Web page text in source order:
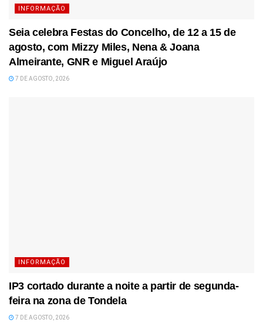
INFORMAÇÃO
Seia celebra Festas do Concelho, de 12 a 15 de
agosto, com Mizzy Miles, Nena & Joana
Almeirante, GNR e Miguel Araújo
7 DE AGOSTO, 2026
INFORMAÇÃO
IP3 cortado durante a noite a partir de segunda-
feira na zona de Tondela
7 DE AGOSTO, 2026